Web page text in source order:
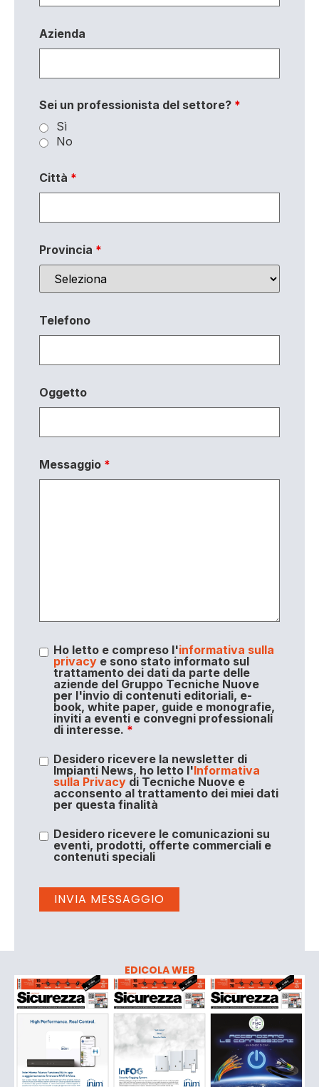
Azienda
Sei un professionista del settore? *
Sì
No
Città *
Provincia *
Telefono
Oggetto
Messaggio *
Ho letto e compreso l'informativa sulla
privacye sono stato informato sul
trattamento dei dati da parte delle
aziende del Gruppo Tecniche Nuove
per l'invio di contenuti editoriali, e-
book, white paper, guide e monografie,
inviti a eventi e convegni professionali
di interesse. *
Desidero ricevere la newsletter di
Impianti News, ho letto l'Informativa
sulla Privacydi Tecniche Nuove e
acconsento al trattamento dei miei dati
per questa finalità
Desidero ricevere le comunicazioni su
eventi, prodotti, offerte commerciali e
contenuti speciali
EDICOLA WEB